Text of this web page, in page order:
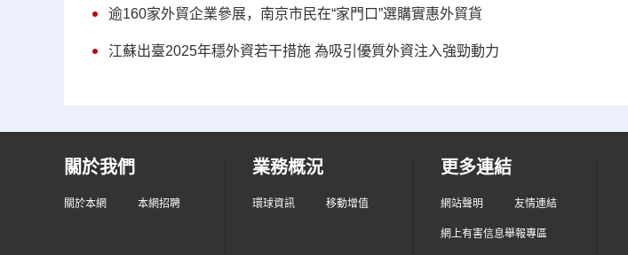
逾160家外貿企業參展，南京市民在“家門口”選購實惠外貿貨
江蘇出臺2025年穩外資若干措施 為吸引優質外資注入強勁動力
關於我們
關於本網 本網招聘
業務概況
環球資訊 移動增值
更多連結
網站聲明 友情連結
網上有害信息舉報專區